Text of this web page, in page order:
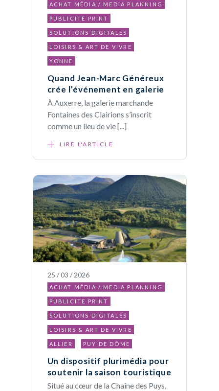
ACHAT MÉDIA / MEDIA PLANNING
PUBLICITE PRINT
SOLUTIONS DIGITALES
LOISIRS & ART DE VIVRE
YONNE
Quand Jean-Marc Généreux
crée l’événement en galerie
À Auxerre, la galerie marchande
Fontaines des Clairions s’inscrit
comme un lieu de vie [...]
LIRE L'ARTICLE
25 / 03 / 2026
ACHAT MÉDIA / MEDIA PLANNING
PUBLICITE PRINT
SOLUTIONS DIGITALES
LOISIRS & ART DE VIVRE
ALLIER PUY DE DÔME
Un dispositif plurimédia pour
soutenir la saison touristique
Situé au cœur de la Chaîne des Puys,